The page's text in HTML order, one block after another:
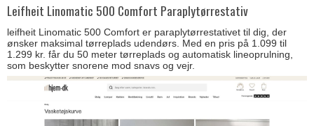
Leifheit Linomatic 500 Comfort Paraplytørrestativ
leifheit Linomatic 500 Comfort er paraplytørrestativet til dig, der
ønsker maksimal tørreplads udendørs. Med en pris på 1.099 til
1.299 kr. får du 50 meter tørreplads og automatisk lineoprulning,
som beskytter snorene mod snavs og vejr.